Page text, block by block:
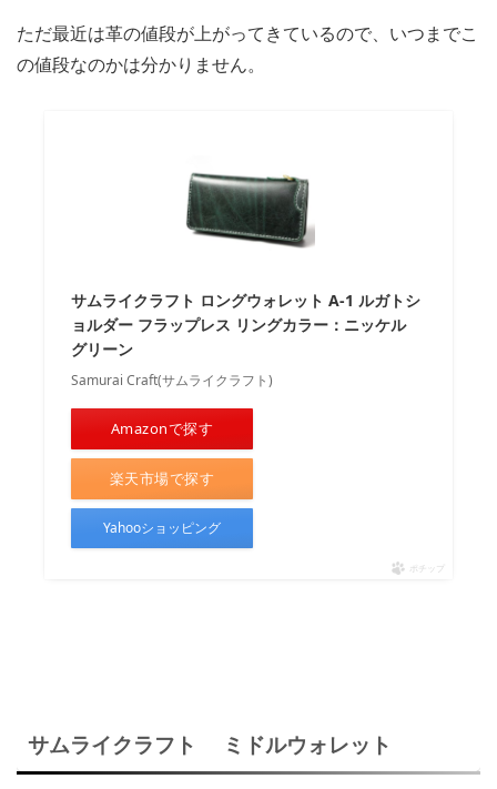
ただ最近は革の値段が上がってきているので、いつまでこ
の値段なのかは分かりません。
サムライクラフト ロングウォレット A-1 ルガトシ
ョルダー フラップレス リングカラー：ニッケル
グリーン
Samurai Craft(サムライクラフト)
Amazonで探す
楽天市場で探す
Yahooショッピング
ポチップ
サムライクラフト ミドルウォレット